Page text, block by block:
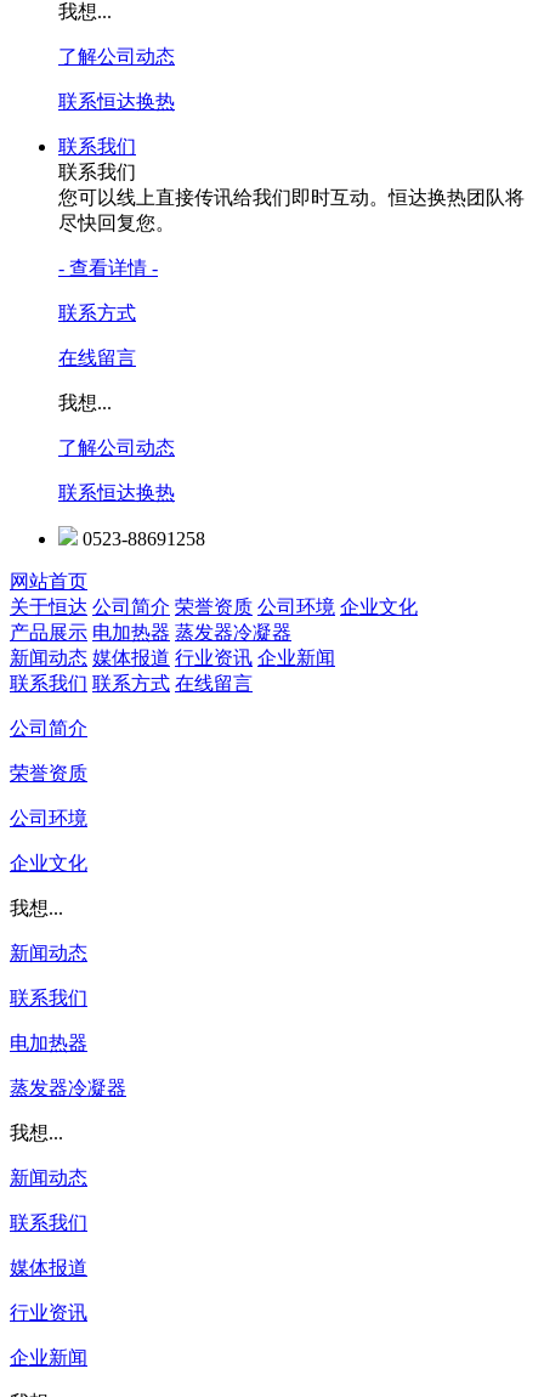
我想...
了解公司动态
联系恒达换热
联系我们
联系我们
您可以线上直接传讯给我们即时互动。恒达换热团队将
尽快回复您。
- 查看详情 -
联系方式
在线留言
我想...
了解公司动态
联系恒达换热
0523-88691258
网站首页
关于恒达 公司简介 荣誉资质 公司环境 企业文化
产品展示 电加热器 蒸发器冷凝器
新闻动态 媒体报道 行业资讯 企业新闻
联系我们 联系方式 在线留言
公司简介
荣誉资质
公司环境
企业文化
我想...
新闻动态
联系我们
电加热器
蒸发器冷凝器
我想...
新闻动态
联系我们
媒体报道
行业资讯
企业新闻